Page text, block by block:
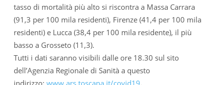
tasso di mortalità più alto si riscontra a Massa Carrara
(91,3 per 100 mila residenti), Firenze (41,4 per 100 mila
residenti) e Lucca (38,4 per 100 mila residente), il più
basso a Grosseto (11,3).
Tutti i dati saranno visibili dalle ore 18.30 sul sito
dell’Agenzia Regionale di Sanità a questo